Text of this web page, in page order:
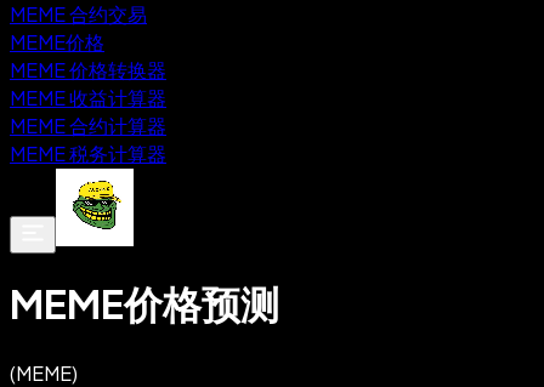
MEME 合约交易
MEME价格
MEME 价格转换器
MEME 收益计算器
MEME 合约计算器
MEME 税务计算器
MEME价格预测
(MEME)